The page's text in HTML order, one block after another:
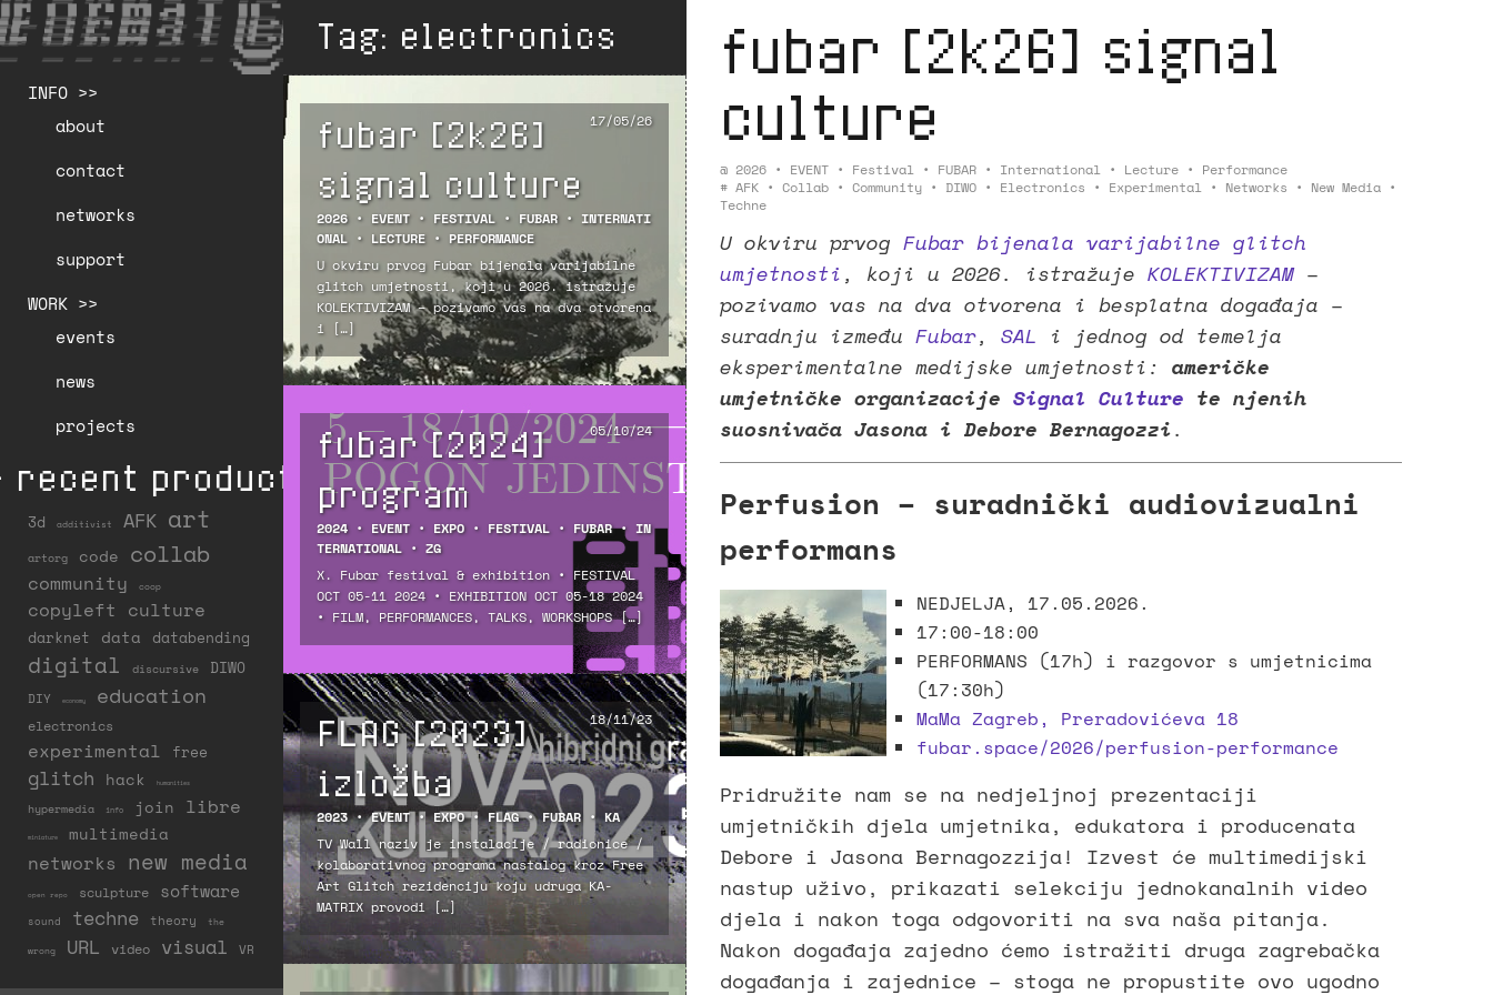
INFO >>
about
contact
networks
support
WORK >>
events
news
projects
production * 👁️ 👁️ * 2025 - recent production * 👁️
3d additivist AFK art
artorg code collab
community coop
copyleft culture
darknet data databending
digital discursive DIWO
DIY economy education
electronics
experimental free
glitch hack humanities
hypermedia info join libre
miniature multimedia
networks new media
open repo sculpture software
sound techne theory the
wrong URL video visual VR
Tag: electronics
17/05/26
fubar [2k26]
signal culture
2026• EVENT• FESTIVAL • FUBAR• INTERNATI
ONAL • LECTURE • PERFORMANCE
U okviru prvog Fubar bijenala varijabilne
glitch umjetnosti, koji u 2026. istražuje
KOLEKTIVIZAM – pozivamo vas na dva otvorena
i […]
05/10/24
fubar [2024]
program
2024• EVENT• EXPO• FESTIVAL • FUBAR•IN
TERNATIONAL •ZG
X. Fubar festival & exhibition • FESTIVAL
OCT 05-11 2024 • EXHIBITION OCT 05-18 2024
• FILM, PERFORMANCES, TALKS, WORKSHOPS […]
18/11/23
FLAG [2023]
izložba
2023•EVENT•EXPO•FLAG•FUBAR •KA
TV Wall naziv je instalacije / radionice /
kolaborativnog programa nastalog kroz Free
Art Glitch rezidenciju koju udruga KA-
MATRIX provodi […]
fubar [2k26] signal
culture
@ 2026 • EVENT • Festival • FUBAR • International • Lecture • Performance
#AFK •Collab •Community • DIWO • Electronics • Experimental • Networks • New Media •
Techne
U okviru prvogFubar bijenala varijabilne glitch
umjetnosti, koji u 2026. istražujeKOLEKTIVIZAM–
pozivamo vas na dva otvorena i besplatna događaja –
suradnju izmeđuFubar,SAL i jednog od temelja
eksperimentalne medijske umjetnosti:američke
umjetničke organizacijeSignal Culture te njenih
suosnivača Jasona i Debore Bernagozzi.
Perfusion – suradnički audiovizualni
performans
NEDJELJA, 17.05.2026.
17:00-18:00
PERFORMANS (17h) i razgovor s umjetnicima
(17:30h)
MaMa Zagreb, Preradovićeva 18
fubar.space/2026/perfusion-performance
Pridružite nam se na nedjeljnoj prezentaciji
umjetničkih djela umjetnika, edukatora i producenata
Debore i Jasona Bernagozzija! Izvest će multimedijski
nastup uživo, prikazati selekciju jednokanalnih video
djela i nakon toga odgovoriti na sva naša pitanja.
Nakon događaja zajedno ćemo istražiti druga zagrebačka
događanja i zajednice – stoga ne propustite ovo ugodno